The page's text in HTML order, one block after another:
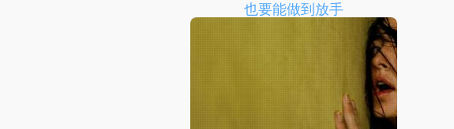
也要能做到放手